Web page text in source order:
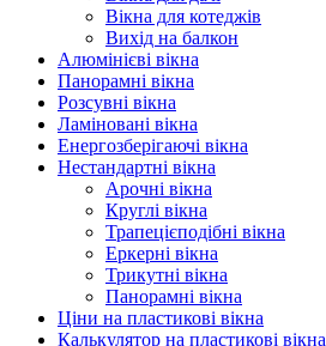
Вікна для котеджів
Вихід на балкон
Алюмінієві вікна
Панорамні вікна
Розсувні вікна
Ламіновані вікна
Енергозберігаючі вікна
Нестандартні вікна
Арочні вікна
Круглі вікна
Трапецієподібні вікна
Еркерні вікна
Трикутні вікна
Панорамні вікна
Ціни на пластикові вікна
Калькулятор на пластикові вікна